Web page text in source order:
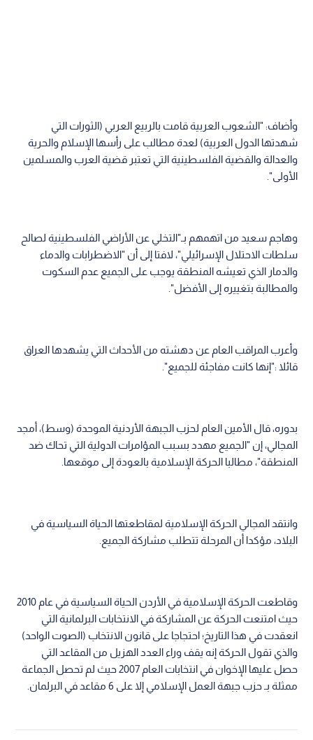
وأضاف: "الشعوب العربية قامت بالربيع العربي (الثورات التي
شهدتها الدول العربية) لعدة مطالب على رأسها الإسلام والحرية
والعدالة والقضية الفلسطينية التي تعتبر قضية العرب والمسلمين
الأولى".
وهاجم سعيد من اتهمهم بـ"التخلي عن الأراضي الفلسطينية لصالح
سلطات الاحتلال الإسرائيلي"، لافتا إلى أن "الاضطرابات والدماء
والدمار الذي تعيشه المنطقة يوجب على الجميع عدم السكوت
والمطالبة بتغييره إلى الأفضل".
وأعرب المراقب العام عن دهشته من الأحداث التي يشهدها العراق
قائلا :"إنها كانت مفاجئة للجميع".
بدوره، قال الأمين العام لحزب الجبهة الأردنية الموحدة (وسط)، أمجد
المجالي، إن "الجميع مهدد بسبب المؤامرات الدولية التي تحاك ضد
المنطقة"، مطالبا الحركة الإسلامية بالعودة إلى موقعها.
وانتقد المجالي الحركة الإسلامية لمقاطعتها الحياة السياسية في
البلاد، مؤكدا أن المرحلة تتطلب مشاركة الجميع.
وقاطعت الحركة الإسلامية في الأردن الحياة السياسية في عام 2010
حيث امتنعت الحركة عن المشاركة في الانتخابات البرلمانية التي
انعقدت في هذا التاريخ؛ احتجاجا على قانون الانتخاب (الصوت الواحد)
والذي تقول الحركة إنه يقف وراء العدد الهزيل من المقاعد التي
حصل عليها الإخوان في انتخابات العام 2007 حيث لم تحصل الجماعة
ممثلة بـ حزب جبهة العمل الإسلامي إلا على 6 مقاعد في البرلمان.